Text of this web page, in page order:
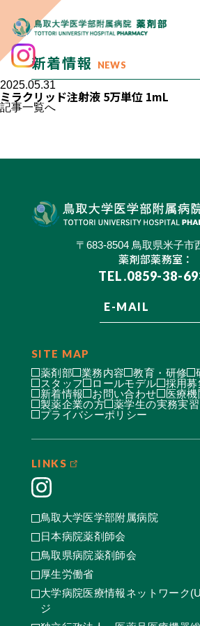
新着情報 NEWS
2025.05.31
ミラクリッド注射液 5万単位 1mL
記事一覧へ
〒683-8504 鳥取県米子市
薬剤部薬務室：
TEL.0859-38-
E-MAIL
SITE MAP
薬剤部 業務内容 教育・研修
スタッフ
ロールモデル
採用
新着情報
お問い合わせ
医療
製薬企業の方
薬学生の実務実習
プライバシーポリシー
LINKS
鳥取大学医学部附属病院
日本病院薬剤師会
鳥取県病院薬剤師会
厚生労働省
大学病院医療情報ネットワーク
ジ